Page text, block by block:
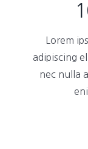
Lorem
adipiscing
nec nulla